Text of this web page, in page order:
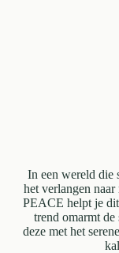
In een wereld die
het verlangen
PEACE helpt je
trend omarmt
deze met het